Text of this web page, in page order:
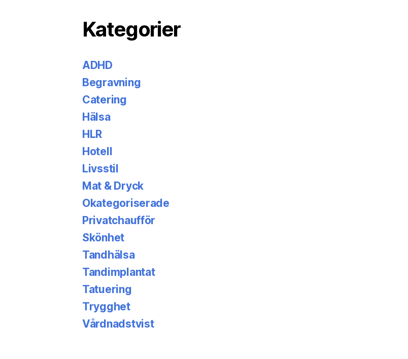
Kategorier
ADHD
Begravning
Catering
Hälsa
HLR
Hotell
Livsstil
Mat & Dryck
Okategoriserade
Privatchaufför
Skönhet
Tandhälsa
Tandimplantat
Tatuering
Trygghet
Vårdnadstvist